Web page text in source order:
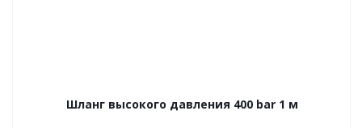
Шланг высокого давления 400 bar 1 м